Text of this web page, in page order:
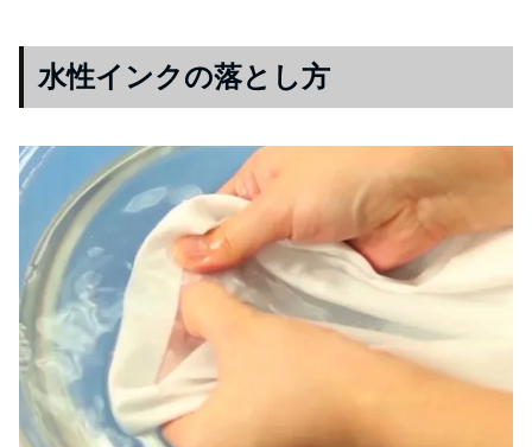
水性インクの落とし方